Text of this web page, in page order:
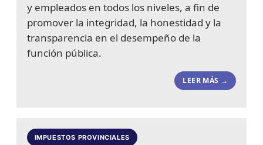
y empleados en todos los niveles, a fin de
promover la integridad, la honestidad y la
transparencia en el desempeño de la
función pública.
LEER MÁS →
IMPUESTOS PROVINCIALES